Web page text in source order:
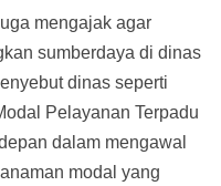
mengajak agar
sumberdaya di dinas
dinas seperti
Pelayanan Terpadu
dalam mengawal
modal yang